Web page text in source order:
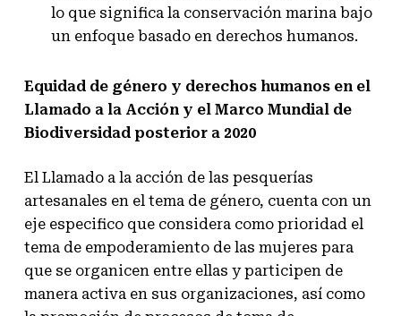
lo que significa la conservación marina bajo
un enfoque basado en derechos humanos.
Equidad de género y derechos humanos en el
Llamado a la Acción y el Marco Mundial de
Biodiversidad posterior a 2020
El Llamado a la acción de las pesquerías
artesanales en el tema de género, cuenta con un
eje especifico que considera como prioridad el
tema de empoderamiento de las mujeres para
que se organicen entre ellas y participen de
manera activa en sus organizaciones, así como